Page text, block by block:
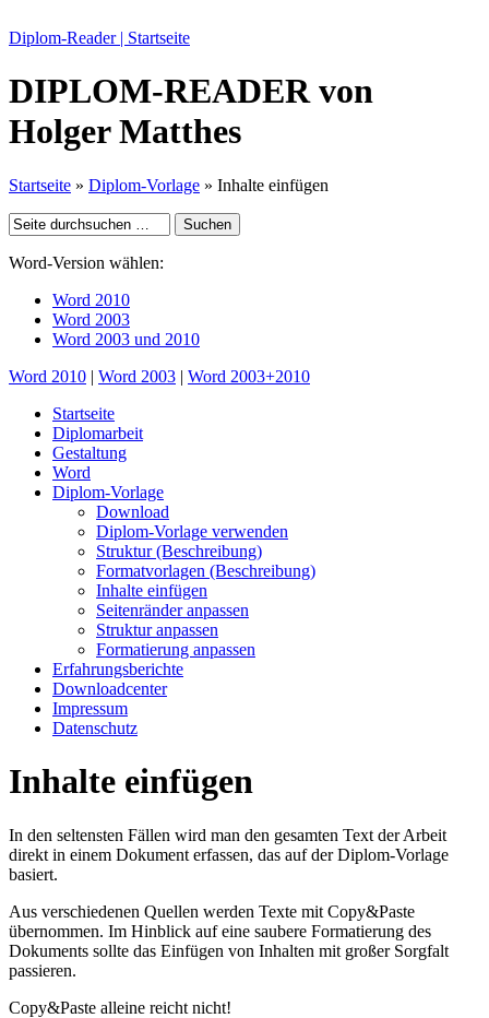
Diplom-Reader | Startseite
DIPLOM-READERvon
Holger Matthes
Startseite » Diplom-Vorlage » Inhalte einfügen
Word-Version wählen:
Word 2010
Word 2003
Word 2003 und 2010
Word 2010 | Word 2003 | Word 2003+2010
Startseite
Diplomarbeit
Gestaltung
Word
Diplom-Vorlage
Download
Diplom-Vorlage verwenden
Struktur (Beschreibung)
Formatvorlagen (Beschreibung)
Inhalte einfügen
Seitenränder anpassen
Struktur anpassen
Formatierung anpassen
Erfahrungsberichte
Downloadcenter
Impressum
Datenschutz
Inhalte einfügen
In den seltensten Fällen wird man den gesamten Text der Arbeit
direkt in einem Dokument erfassen, das auf der Diplom-Vorlage
basiert.
Aus verschiedenen Quellen werden Texte mit Copy&Paste
übernommen. Im Hinblick auf eine saubere Formatierung des
Dokuments sollte das Einfügen von Inhalten mit großer Sorgfalt
passieren.
Copy&Paste alleine reicht nicht!